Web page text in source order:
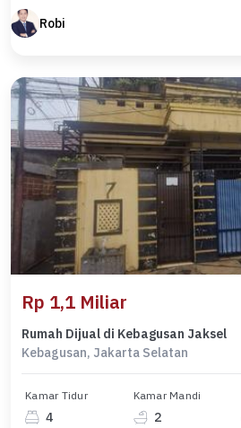
Robi
Rp 1,1 Miliar
Rumah Dijual di Kebagusan Jaksel
Kebagusan, Jakarta Selatan
Kamar Tidur
4
Kamar Mandi
2